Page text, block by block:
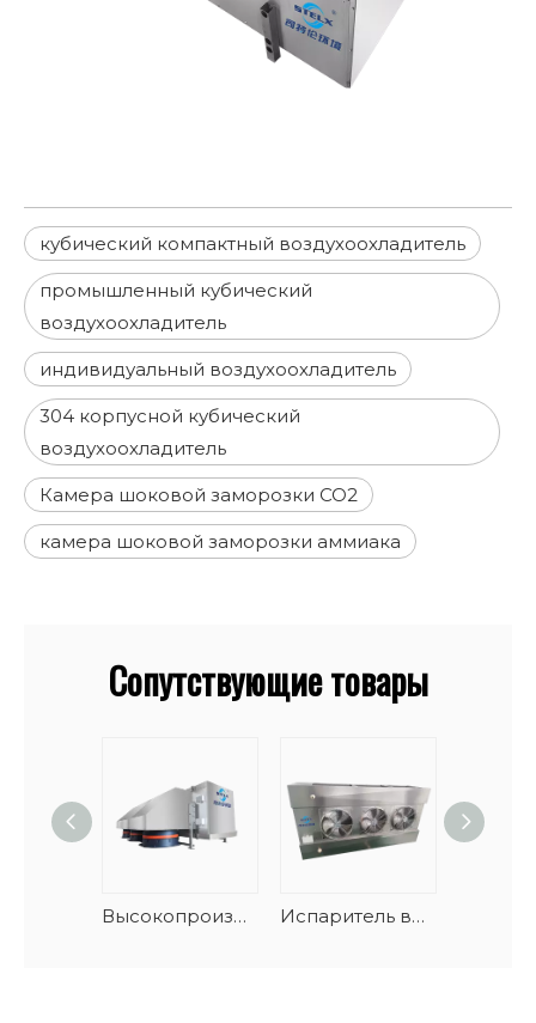
кубический компактный воздухоохладитель
промышленный кубический
воздухоохладитель
индивидуальный воздухоохладитель
304 корпусной кубический
воздухоохладитель
Камера шоковой заморозки CO2
камера шоковой заморозки аммиака
Сопутствующие товары
Высокопроизводительный низкотемпературный воздухоохладитель дальнего действия Испаритель воздушного охладителя разрядки коммерческих промышленных вентиляторов ЭК двойной для завода пищевой промышленности